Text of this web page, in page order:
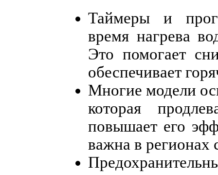
Таймеры и
время нагрева
Это помогает
обеспечивает
Многие модели
которая
повышает его
важна в регионах